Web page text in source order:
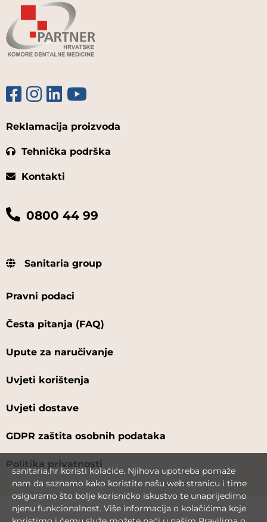
Reklamacija proizvoda
Tehnička podrška
Kontakti
0800 44 99
Sanitaria group
Pravni podaci
Česta pitanja (FAQ)
Upute za naručivanje
Uvjeti korištenja
Uvjeti dostave
GDPR zaštita osobnih podataka
Politika privatnosti
sanitaria.hr koristi kolačiće. Njihova upotreba pomaže
nam da saznamo kako koristite našu web stranicu i time
osiguramo što bolje korisničko iskustvo te unaprijedimo
njenu funkcionalnost. Više informacija o kolačićima koje